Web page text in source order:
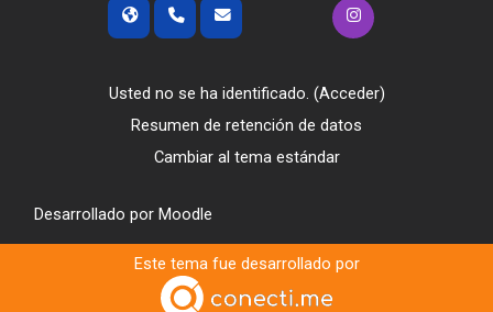
Usted no se ha identificado. (Acceder)
Resumen de retención de datos
Cambiar al tema estándar
Desarrollado por Moodle
Este tema fue desarrollado por